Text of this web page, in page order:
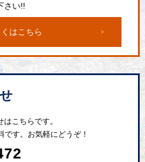
さい!!
はこちら
こちらです。
です。お気軽にどうぞ！